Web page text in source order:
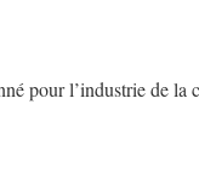
pour l’industrie de la